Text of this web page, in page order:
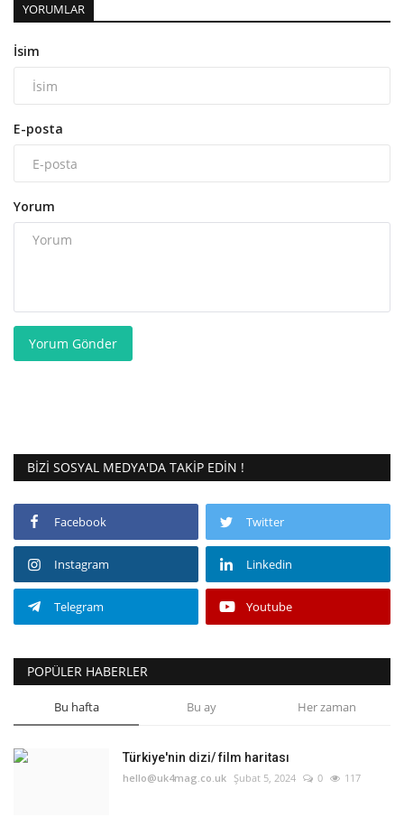
YORUMLAR
İsim
E-posta
Yorum
Yorum Gönder
BIZI SOSYAL MEDYA'DA TAKIP EDIN !
Facebook Twitter
Instagram Linkedin
Telegram Youtube
POPÜLER HABERLER
Bu hafta Bu ay Her zaman
Türkiye'nin dizi/ film haritası
hello@uk4mag.co.uk Şubat 5, 2024 0 117